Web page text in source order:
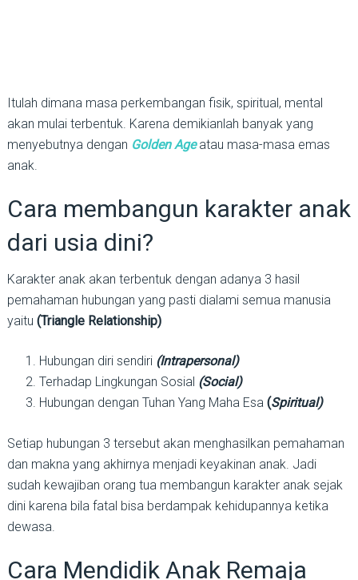
Itulah dimana masa perkembangan fisik, spiritual, mental
akan mulai terbentuk. Karena demikianlah banyak yang
menyebutnya dengan Golden Age atau masa-masa emas
anak.
Cara membangun karakter anak
dari usia dini?
Karakter anak akan terbentuk dengan adanya 3 hasil
pemahaman hubungan yang pasti dialami semua manusia
yaitu (Triangle Relationship)
Hubungan diri sendiri (Intrapersonal)
Terhadap Lingkungan Sosial (Social)
Hubungan dengan Tuhan Yang Maha Esa (Spiritual)
Setiap hubungan 3 tersebut akan menghasilkan pemahaman
dan makna yang akhirnya menjadi keyakinan anak. Jadi
sudah kewajiban orang tua membangun karakter anak sejak
dini karena bila fatal bisa berdampak kehidupannya ketika
dewasa.
Cara Mendidik Anak Remaja